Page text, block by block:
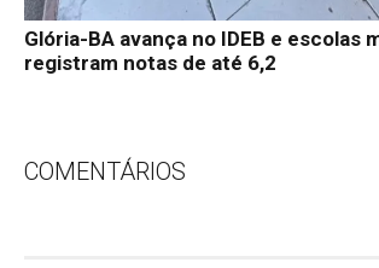
Glória-BA avança no IDEB e escolas
registram notas de até 6,2
COMENTÁRIOS